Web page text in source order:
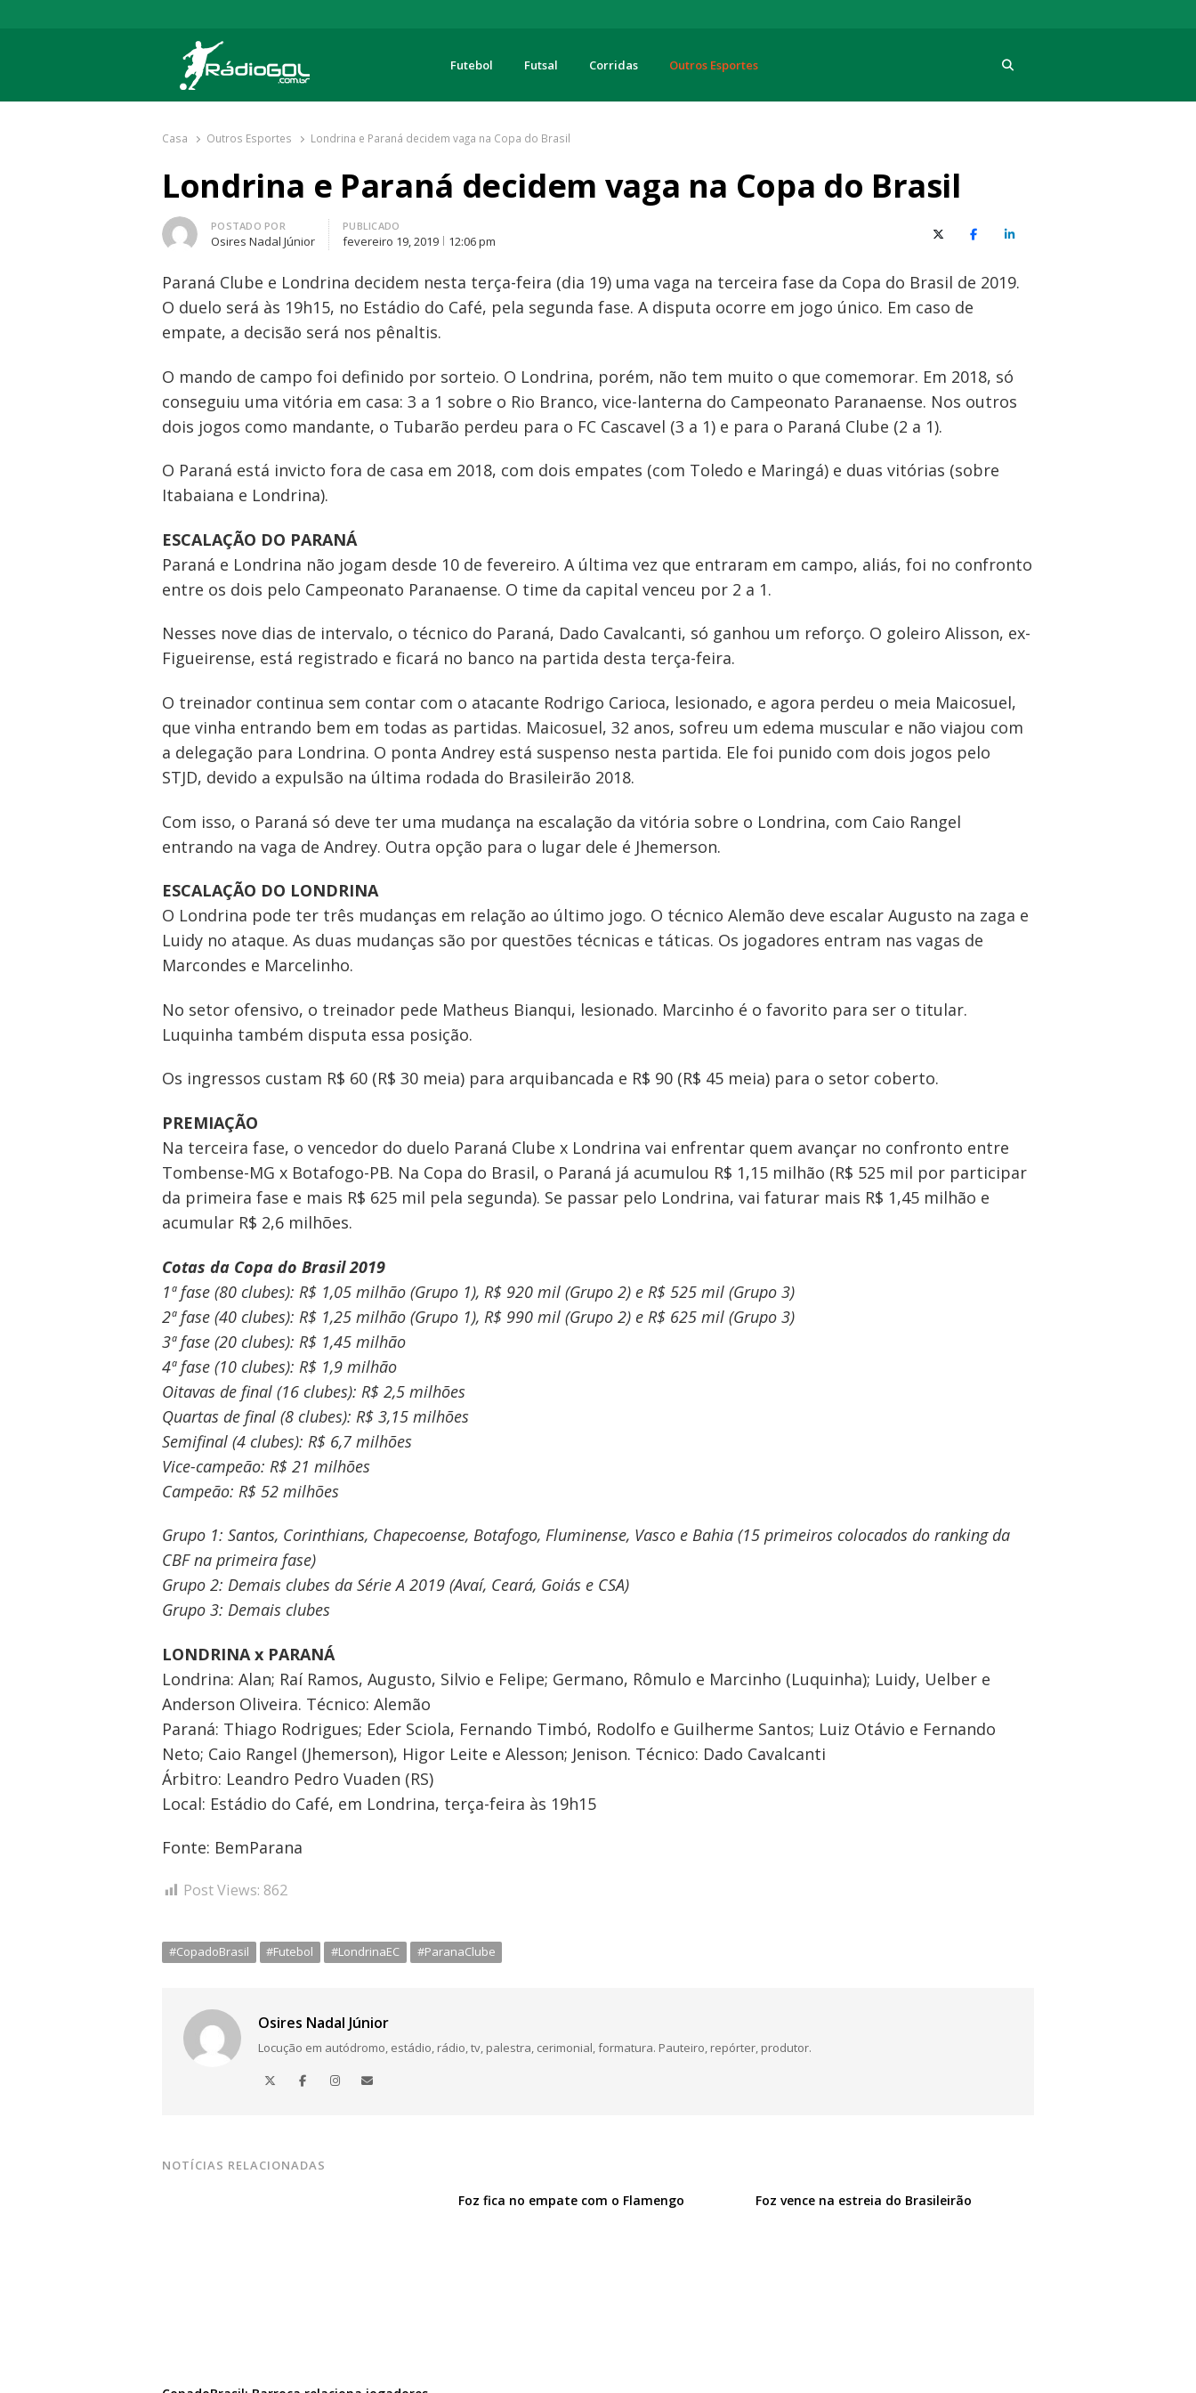
Rádio Gol
Há mais de 20 anos com as melhores coberturas
Futebol Futsal Corridas Outros Esportes
Casa Outros Esportes Londrina e Paraná decidem vaga na Copa do Brasil
Londrina e Paraná decidem vaga na Copa do Brasil
Autor
POSTADO POR
Osires Nadal Júnior
PUBLICADO
fevereiro 19, 2019 12:06 pm X (Twitter)FacebookO LinkedIn
Paraná Clube e Londrina decidem nesta terça-feira (dia 19) uma vaga na terceira fase da Copa do Brasil de 2019.
O duelo será às 19h15, no Estádio do Café, pela segunda fase. A disputa ocorre em jogo único. Em caso de
empate, a decisão será nos pênaltis.
O mando de campo foi definido por sorteio. O Londrina, porém, não tem muito o que comemorar. Em 2018, só
conseguiu uma vitória em casa: 3 a 1 sobre o Rio Branco, vice-lanterna do Campeonato Paranaense. Nos outros
dois jogos como mandante, o Tubarão perdeu para o FC Cascavel (3 a 1) e para o Paraná Clube (2 a 1).
O Paraná está invicto fora de casa em 2018, com dois empates (com Toledo e Maringá) e duas vitórias (sobre
Itabaiana e Londrina).
ESCALAÇÃO DO PARANÁ
Paraná e Londrina não jogam desde 10 de fevereiro. A última vez que entraram em campo, aliás, foi no confronto
entre os dois pelo Campeonato Paranaense. O time da capital venceu por 2 a 1.
Nesses nove dias de intervalo, o técnico do Paraná, Dado Cavalcanti, só ganhou um reforço. O goleiro Alisson, ex-
Figueirense, está registrado e ficará no banco na partida desta terça-feira.
O treinador continua sem contar com o atacante Rodrigo Carioca, lesionado, e agora perdeu o meia Maicosuel,
que vinha entrando bem em todas as partidas. Maicosuel, 32 anos, sofreu um edema muscular e não viajou com
a delegação para Londrina. O ponta Andrey está suspenso nesta partida. Ele foi punido com dois jogos pelo
STJD, devido a expulsão na última rodada do Brasileirão 2018.
Com isso, o Paraná só deve ter uma mudança na escalação da vitória sobre o Londrina, com Caio Rangel
entrando na vaga de Andrey. Outra opção para o lugar dele é Jhemerson.
ESCALAÇÃO DO LONDRINA
O Londrina pode ter três mudanças em relação ao último jogo. O técnico Alemão deve escalar Augusto na zaga e
Luidy no ataque. As duas mudanças são por questões técnicas e táticas. Os jogadores entram nas vagas de
Marcondes e Marcelinho.
No setor ofensivo, o treinador pede Matheus Bianqui, lesionado. Marcinho é o favorito para ser o titular.
Luquinha também disputa essa posição.
Os ingressos custam R$ 60 (R$ 30 meia) para arquibancada e R$ 90 (R$ 45 meia) para o setor coberto.
PREMIAÇÃO
Na terceira fase, o vencedor do duelo Paraná Clube x Londrina vai enfrentar quem avançar no confronto entre
Tombense-MG x Botafogo-PB. Na Copa do Brasil, o Paraná já acumulou R$ 1,15 milhão (R$ 525 mil por participar
da primeira fase e mais R$ 625 mil pela segunda). Se passar pelo Londrina, vai faturar mais R$ 1,45 milhão e
acumular R$ 2,6 milhões.
Cotas da Copa do Brasil 2019
1ª fase (80 clubes): R$ 1,05 milhão (Grupo 1), R$ 920 mil (Grupo 2) e R$ 525 mil (Grupo 3)
2ª fase (40 clubes): R$ 1,25 milhão (Grupo 1), R$ 990 mil (Grupo 2) e R$ 625 mil (Grupo 3)
3ª fase (20 clubes): R$ 1,45 milhão
4ª fase (10 clubes): R$ 1,9 milhão
Oitavas de final (16 clubes): R$ 2,5 milhões
Quartas de final (8 clubes): R$ 3,15 milhões
Semifinal (4 clubes): R$ 6,7 milhões
Vice-campeão: R$ 21 milhões
Campeão: R$ 52 milhões
Grupo 1: Santos, Corinthians, Chapecoense, Botafogo, Fluminense, Vasco e Bahia (15 primeiros colocados do ranking da
CBF na primeira fase)
Grupo 2: Demais clubes da Série A 2019 (Avaí, Ceará, Goiás e CSA)
Grupo 3: Demais clubes
LONDRINA x PARANÁ
Londrina: Alan; Raí Ramos, Augusto, Silvio e Felipe; Germano, Rômulo e Marcinho (Luquinha); Luidy, Uelber e
Anderson Oliveira. Técnico: Alemão
Paraná: Thiago Rodrigues; Eder Sciola, Fernando Timbó, Rodolfo e Guilherme Santos; Luiz Otávio e Fernando
Neto; Caio Rangel (Jhemerson), Higor Leite e Alesson; Jenison. Técnico: Dado Cavalcanti
Árbitro: Leandro Pedro Vuaden (RS)
Local: Estádio do Café, em Londrina, terça-feira às 19h15
Fonte: BemParana
Post Views: 862
#CopadoBrasil #Futebol #LondrinaEC #ParanaClube
Osires Nadal Júnior
Locução em autódromo, estádio, rádio, tv, palestra, cerimonial, formatura. Pauteiro, repórter, produtor.
NOTÍCIAS RELACIONADAS
Foz fica no empate com o Flamengo Foz vence na estreia do Brasileirão